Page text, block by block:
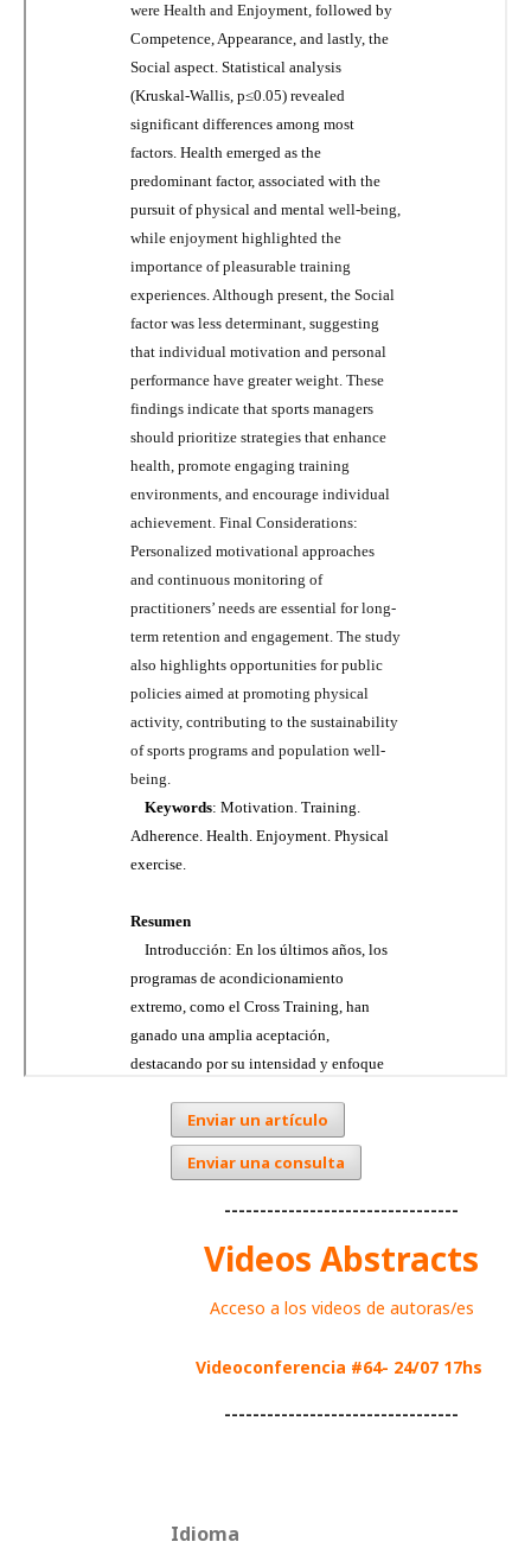
Enviar un artículo
Enviar una consulta
---------------------------------
Videos Abstracts
Acceso a los videos de autoras/es
Videoconferencia #64- 24/07 17hs
---------------------------------
Idioma